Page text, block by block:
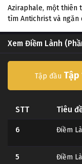
Aziraphale, một thiên
tìm Antichrist và ngăn
Xem Điềm Lành
Tập đầu Tập
STT Tiêu
6 Điềm
5 Điềm